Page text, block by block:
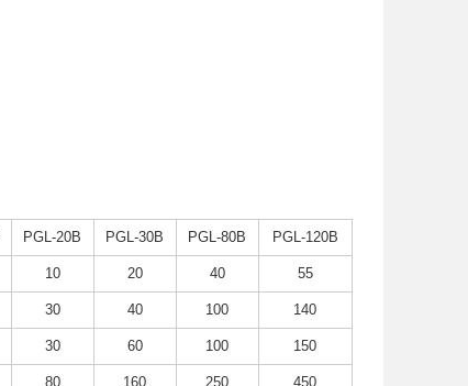
PGL-20B PGL-30B PGL-80B PGL-120B
10 20 40 55
30 40 100 140
30 60 100 150
80 160 250 450